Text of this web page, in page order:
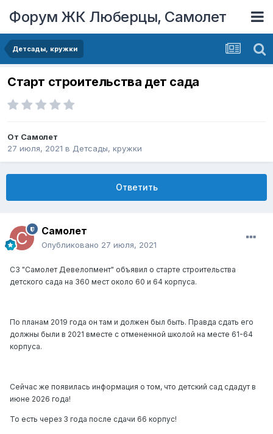
Форум ЖК Люберцы, Самолет
Детсады, кружки
Старт строительства дет сада
От Самолет
27 июля, 2021 в Детсады, кружки
Ответить
Самолет
Опубликовано 27 июля, 2021
СЗ "Самолет Девелопмент" объявил о старте строительства
детского сада на 360 мест около 60 и 64 корпуса.
По планам 2019 года он там и должен был быть. Правда сдать его
должны были в 2021 вместе с отмененной школой на месте 61-64
корпуса.
Сейчас же появилась информация о том, что детский сад сдадут в
июне 2026 года!
То есть через 3 года после сдачи 66 корпус!